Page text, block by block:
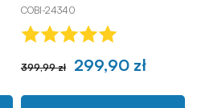
COBI-24340
399,99 zł 299,90 zł